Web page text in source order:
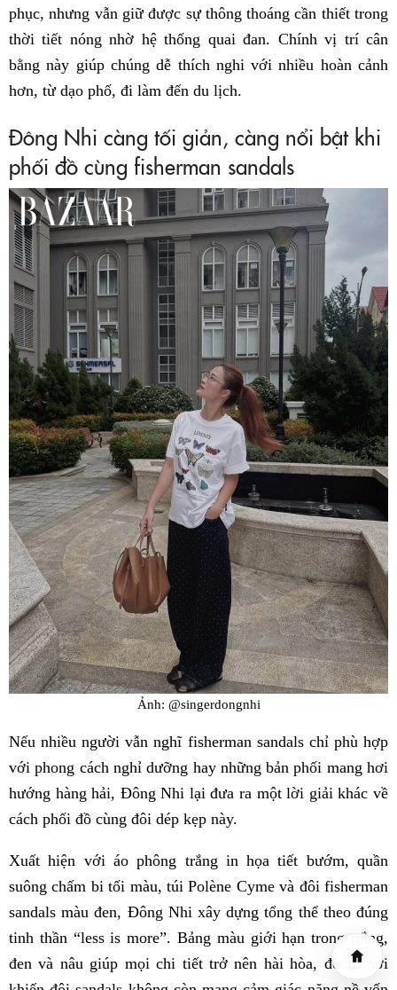
phục, nhưng vẫn giữ được sự thông thoáng cần thiết trong
thời tiết nóng nhờ hệ thống quai đan. Chính vị trí cân
bằng này giúp chúng dễ thích nghi với nhiều hoàn cảnh
hơn, từ dạo phố, đi làm đến du lịch.
Đông Nhi càng tối giản, càng nổi bật khi
phối đồ cùng fisherman sandals
Ảnh: @singerdongnhi
Nếu nhiều người vẫn nghĩ fisherman sandals chỉ phù hợp
với phong cách nghỉ dưỡng hay những bản phối mang hơi
hướng hàng hải, Đông Nhi lại đưa ra một lời giải khác về
cách phối đồ cùng đôi dép kẹp này.
Xuất hiện với áo phông trắng in họa tiết bướm, quần
suông chấm bi tối màu, túi Polène Cyme và đôi fisherman
sandals màu đen, Đông Nhi xây dựng tổng thể theo đúng
tinh thần “less is more”. Bảng màu giới hạn trong trắng,
đen và nâu giúp mọi chi tiết trở nên hài hòa, đồng thời